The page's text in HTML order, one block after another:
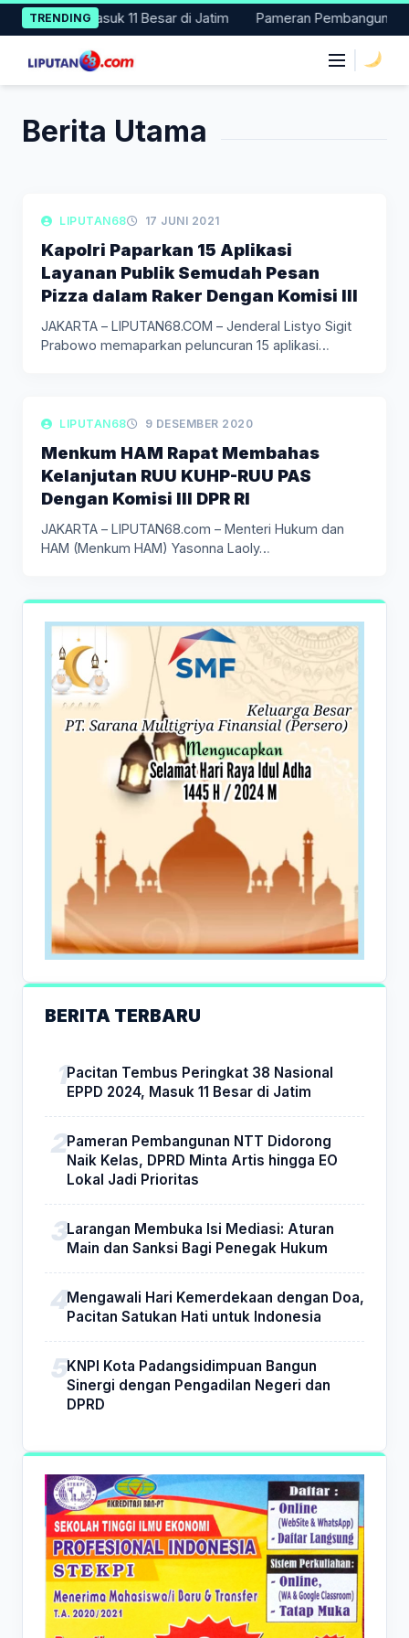
Skip
to
content
TRENDING
2024, Masuk 11 Besar di Jatim Pameran Pembangunan
Berita Utama
LIPUTAN NASIONAL
LIPUTAN68 17 JUNI 2021
Kapolri Paparkan 15 Aplikasi
Layanan Publik Semudah Pesan
Pizza dalam Raker Dengan Komisi III
JAKARTA – LIPUTAN68.COM – Jenderal Listyo Sigit
Prabowo memaparkan peluncuran 15 aplikasi…
LIPUTAN BERITA
LIPUTAN68 9 DESEMBER 2020
Menkum HAM Rapat Membahas
Kelanjutan RUU KUHP-RUU PAS
Dengan Komisi III DPR RI
JAKARTA – LIPUTAN68.com – Menteri Hukum dan
HAM (Menkum HAM) Yasonna Laoly…
BERITA TERBARU
Pacitan Tembus Peringkat 38 Nasional
EPPD 2024, Masuk 11 Besar di Jatim
Pameran Pembangunan NTT Didorong
Naik Kelas, DPRD Minta Artis hingga EO
Lokal Jadi Prioritas
Larangan Membuka Isi Mediasi: Aturan
Main dan Sanksi Bagi Penegak Hukum
Mengawali Hari Kemerdekaan dengan Doa,
Pacitan Satukan Hati untuk Indonesia
KNPI Kota Padangsidimpuan Bangun
Sinergi dengan Pengadilan Negeri dan
DPRD